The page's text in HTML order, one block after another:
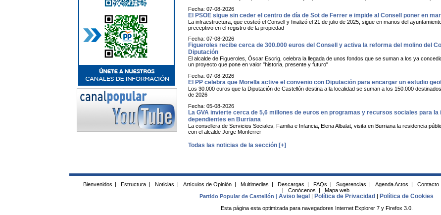
Fecha: 07-08-2026
El PSOE sigue sin ceder el centro de día de Sot de Ferrer e impide al Consell poner en
La infraestructura, que costeó el Consell y finalizó el 21 de julio de 2025, sigue en manos del
preceptivo en el registro de la propiedad
Fecha: 07-08-2026
Figueroles recibe cerca de 300.000 euros del Consell y activa la reforma del molino del
Diputación
El alcalde de Figueroles, Óscar Escrig, celebra la llegada de unos fondos que se suman a los ya
un proyecto que pone en valor "historia, presente y futuro"
Fecha: 07-08-2026
El PP celebra que Morella active el convenio con Diputación para encargar un estudio
Los 30.000 euros que la Diputación de Castellón destina a la localidad se suman a los 150.000
de 2026
Fecha: 05-08-2026
La GVA invierte cerca de 5,6 millones de euros en programas y recursos sociales para
dependientes en Burriana
La consellera de Servicios Sociales, Familia e Infancia, Elena Albalat, visita en Burriana la residencia
con el alcalde Jorge Monferrer
Todas las noticias de la sección [+]
Bienvenidos Estructura Noticias Artículos de Opinión Multimedias Descargas FAQs Sugerencias Agenda Actos Contacto
Conócenos
Mapa web
Partido Popular de Castellón
Aviso legal Política de Privacidad Política de Cookies
Esta página esta optimizada para navegadores Internet Explorer 7 y Firefox 3.0.